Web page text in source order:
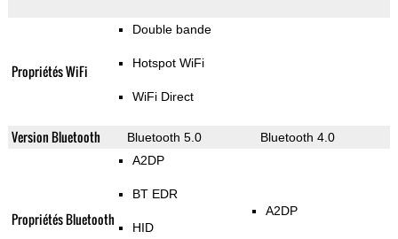
Propriétés WiFi
Double bande
Hotspot WiFi
WiFi Direct
Version Bluetooth Bluetooth 5.0 Bluetooth 4.0
Propriétés Bluetooth
A2DP
BT EDR
HID
A2DP